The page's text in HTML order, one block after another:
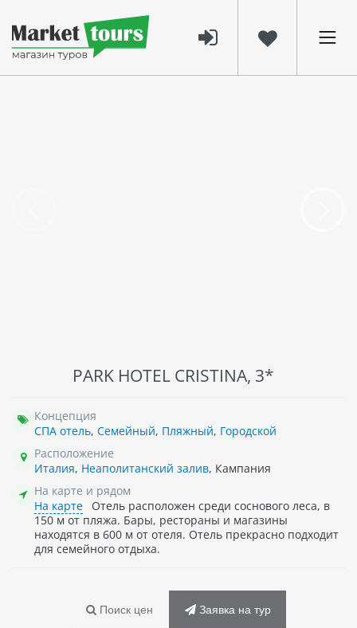
PARK HOTEL CRISTINA, 3*
Концепция
СПА отель, Семейный, Пляжный, Городской
Расположение
Италия, Неаполитанский залив, Кампания
На карте и рядом
На карте
Отель расположен среди соснового леса, в
150 м от пляжа. Бары, рестораны и магазины
находятся в 600 м от отеля. Отель прекрасно подходит
для семейного отдыха.
Поиск цен Заявка на тур